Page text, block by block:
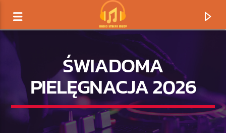
ŚWIADOMA
PIELĘGNACJA 2026